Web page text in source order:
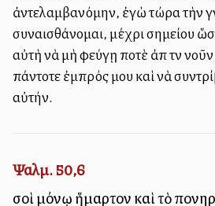
ἀντελαμβανόμην, ἐγὼ τώρα τὴν
συναισθάνομαι, μέχρι σημείου
αὐτὴ νὰ μὴ φεύγῃ ποτὲ ἀπὸ τὸν
πάντοτε ἐμπρός μου καὶ νὰ
αὐτήν.
Ψαλμ. 50,6
σοὶ μόνῳ ἥμαρτον καὶ τὸ